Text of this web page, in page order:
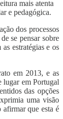
mais atenta
e pedagógica.
dos processos
se pensar sobre
estratégias e os
em 2013, e as
lugar em Portugal
das opções
uma visão
afirmar que esta é